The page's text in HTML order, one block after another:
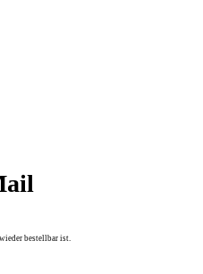
bestellbar ist.